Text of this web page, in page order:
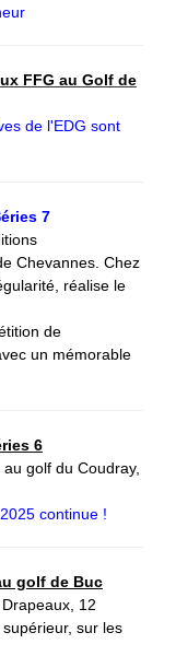
FFG au Golf de
de l'EDG sont
7
Chevannes. Chez
réalise le
de
un mémorable
6
golf du Coudray,
continue !
golf de Buc
12
sur les